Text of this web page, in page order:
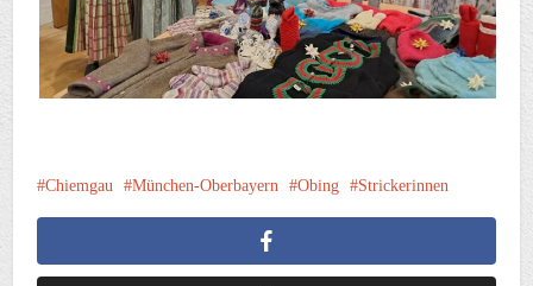
Chiemgau München-Oberbayern Obing Strickerinnen